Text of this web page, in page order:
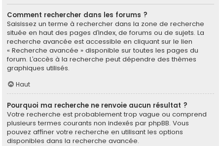
Comment rechercher dans les forums ?
Saisissez un terme à rechercher dans la zone de recherche
située en haut des pages d’index, de forums ou de sujets. La
recherche avancée est accessible en cliquant sur le lien
« Recherche avancée » disponible sur toutes les pages du
forum. L’accès à la recherche peut dépendre des thèmes
graphiques utilisés.
Haut
Pourquoi ma recherche ne renvoie aucun résultat ?
Votre recherche est probablement trop vague ou comprend
plusieurs termes courants non indexés par phpBB. Vous
pouvez affiner votre recherche en utilisant les options
disponibles dans la recherche avancée.